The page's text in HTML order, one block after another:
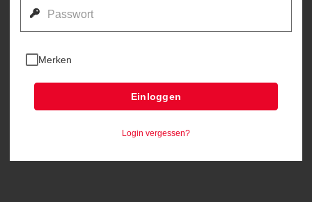
Merken
Einloggen
Login vergessen?